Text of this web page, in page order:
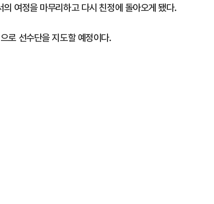
여정을 마무리하고 다시 친정에 돌아오게 됐다.
로 선수단을 지도할 예정이다.